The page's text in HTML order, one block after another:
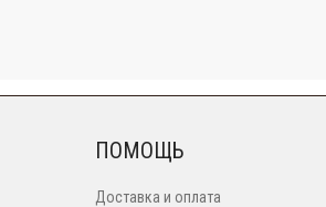
ПОМОЩЬ
Доставка и оплата